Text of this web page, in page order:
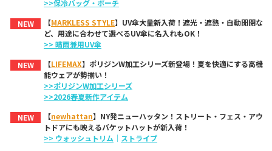
>>保冷バッグ・ポーチ
NEW
【MARKLESS STYLE】UV傘大量新入荷！遮光・遮熱・自動開閉な
ど、用途に合わせて選べるUV傘に名入れもOK！
>> 晴雨兼用UV傘
NEW
【LIFEMAX】ポリジンW加工シリーズ新登場！夏を快適にする高機
能ウェアが勢揃い！
>>ポリジンW加工シリーズ
>>2026春夏新作アイテム
NEW
【newhattan】NY発ニューハッタン！ストリート・フェス・アウ
トドアにも映えるバケットハットが新入荷！
>> ウォッシュトリム ｜ ストライプ